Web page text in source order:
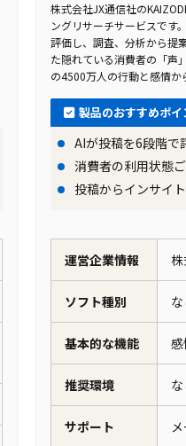
株式会社JX通信社の
ングリサーチサービスです
評価し、調査、分析から提
た隠れている消費者の「声
の4500万人の行動と感情か
製品のおすすめポイ
AIが投稿を6段階で
消費者の利用状態
投稿からインサイ
運営企業情報
ソフト種別
基本的な機能
推奨環境
サポート